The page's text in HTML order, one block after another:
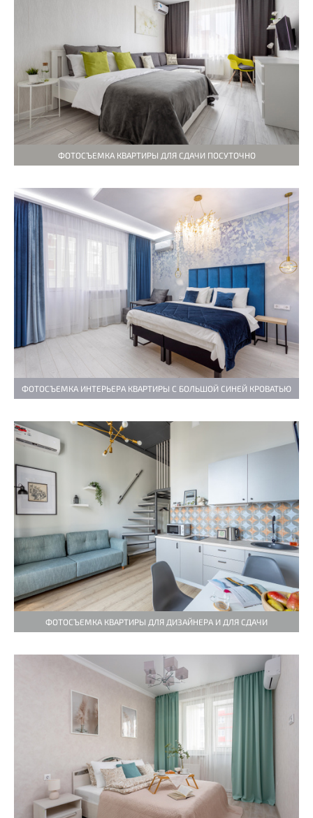
ФОТОСЪЕМКА КВАРТИРЫ ДЛЯ СДАЧИ ПОСУТОЧНО
ФОТОСЪЕМКА ИНТЕРЬЕРА КВАРТИРЫ С БОЛЬШОЙ СИНЕЙ КРОВАТЬЮ
ФОТОСЪЕМКА КВАРТИРЫ ДЛЯ ДИЗАЙНЕРА И ДЛЯ СДАЧИ